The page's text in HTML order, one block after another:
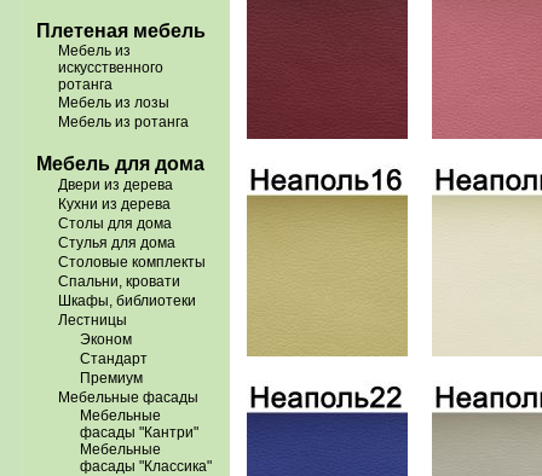
Плетеная мебель
Мебель из
искусственного
ротанга
Мебель из лозы
Мебель из ротанга
Мебель для дома
Двери из дерева
Кухни из дерева
Столы для дома
Стулья для дома
Столовые комплекты
Спальни, кровати
Шкафы, библиотеки
Лестницы
Эконом
Стандарт
Премиум
Мебельные фасады
Мебельные
фасады "Кантри"
Мебельные
фасады "Классика"